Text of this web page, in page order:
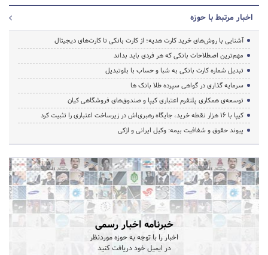
اخبار مرتبط با حوزه
آشنایی با روش‌های خرید کارت هدیه؛ از کارت بانکی تا کارت‌های دیجیتال
مهم‌ترین اصطلاحات بانکی که هر فردی باید بداند
تبدیل شماره کارت بانکی به شبا و حساب با بلوتبدیل
سرمایه گذاری در گواهی سپرده طلا بانک ها
توسعه‌ی همکاری‌ پلتفرم اعتباری کیپا و صندوق‌های فروشگاهی کیان
کیپا با ۱۶ هزار نقطه خرید، جایگاه رهبری‌اش در زیرساخت اعتباری را تثبیت کرد
پیوند حقوق و شفافیت بیمه: وکیل ایرانی و ازکی
خبرنامه اخبار رسمی
اخبار را با توجه به حوزه موردنظر
در ایمیل خود دریافت کنید